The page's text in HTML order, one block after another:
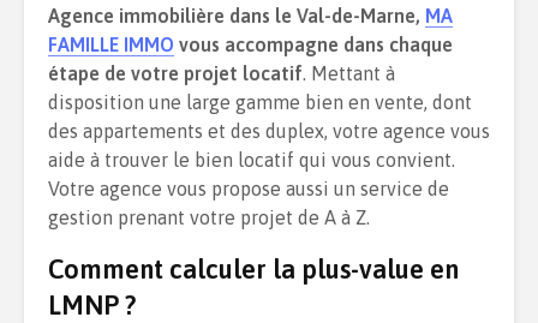
Agence immobilière dans le Val-de-Marne, MA
FAMILLE IMMO vous accompagne dans chaque
étape de votre projet locatif. Mettant à
disposition une large gamme bien en vente, dont
des appartements et des duplex, votre agence vous
aide à trouver le bien locatif qui vous convient.
Votre agence vous propose aussi un service de
gestion prenant votre projet de A à Z.
Comment calculer la plus-value en
LMNP ?